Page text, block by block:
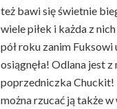
też bawi się świetnie
wiele piłek i każda z
pół roku zanim Fuksowi
osiągnęła! Odlana jest
poprzedniczka Chuckit!
można rzucać ją także